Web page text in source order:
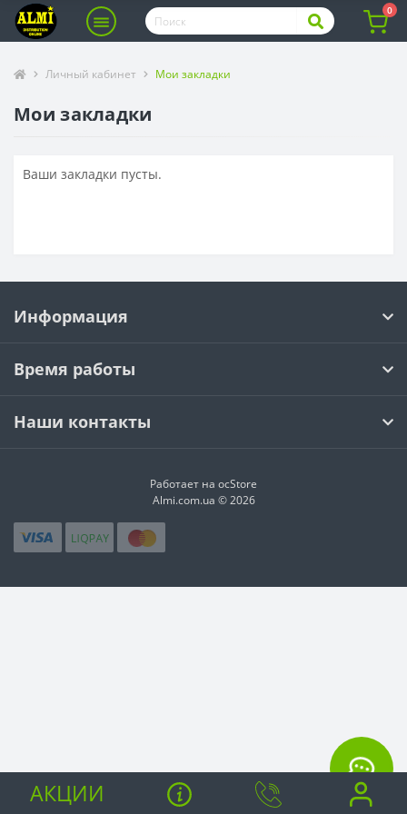
0
Личный кабинет Мои закладки
Мои закладки
Ваши закладки пусты.
Информация
Время работы
Наши контакты
Работает на ocStore
Almi.com.ua © 2026
АКЦИИ